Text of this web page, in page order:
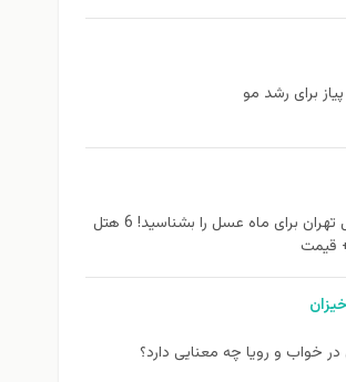
برای رشد مو
بهترین هتل تهران برای ماه عسل را بشناسید! 6 هتل
قیمت
خواب و رویا چه معنایی دارد؟